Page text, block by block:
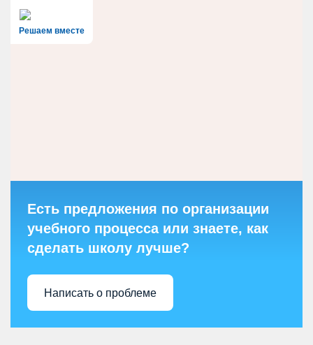
Решаем вместе
Есть предложения по организации
учебного процесса или знаете, как
сделать школу лучше?
Написать о проблеме